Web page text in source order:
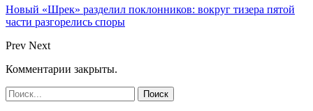
Новый «Шрек» разделил поклонников: вокруг тизера пятой
части разгорелись споры
Prev Next
Комментарии закрыты.